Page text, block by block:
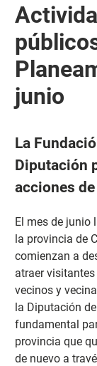
junio
La
Diputación
acciones
El mes de junio
la provincia de
comienzan a
atraer
vecinos y
la Diputación
fundamental
provincia que
de nuevo a